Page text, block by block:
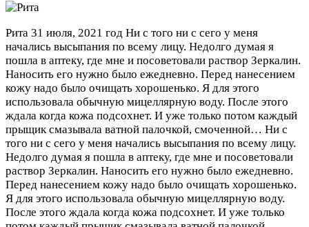
Рита 31 июля, 2021 год Ни с того ни с сего у меня
начались высыпания по всему лицу. Недолго думая я
пошла в аптеку, где мне и посоветовали раствор Зеркалин.
Наносить его нужно было ежедневно. Перед нанесением
кожу надо было очищать хорошенько. Я для этого
использовала обычную мицеллярную воду. После этого
ждала когда кожа подсохнет. И уже только потом каждый
прыщик смазывала ватной палочкой, смоченной… Ни с
того ни с сего у меня начались высыпания по всему лицу.
Недолго думая я пошла в аптеку, где мне и посоветовали
раствор Зеркалин. Наносить его нужно было ежедневно.
Перед нанесением кожу надо было очищать хорошенько.
Я для этого использовала обычную мицеллярную воду.
После этого ждала когда кожа подсохнет. И уже только